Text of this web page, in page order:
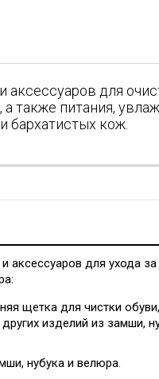
аксессуаров для
а также питания,
бархатистых кож.
аксессуаров для ухода
щетка для чистки
изделий из замши,
нубука и велюра.